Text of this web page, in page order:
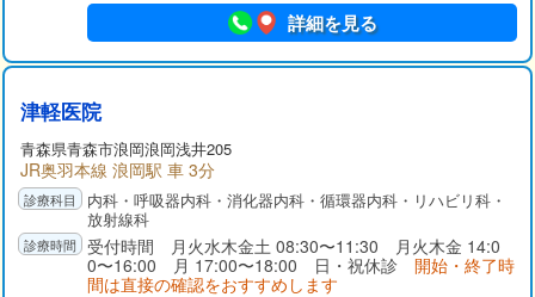
詳細を見る
津軽医院
青森県青森市浪岡浪岡浅井205
JR奥羽本線 浪岡駅 車 3分
内科・呼吸器内科・消化器内科・循環器内科・リハビリ科・
放射線科
受付時間 月火水木金土 08:30〜11:30 月火木金 14:0
0〜16:00 月 17:00〜18:00 日・祝休診 開始・終了時
間は直接の確認をおすすめします